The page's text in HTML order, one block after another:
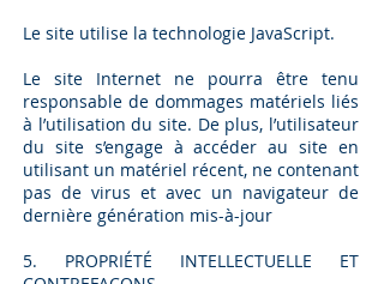
Le site utilise la technologie JavaScript.
Le site Internet ne pourra être tenu
responsable de dommages matériels liés
à l’utilisation du site. De plus, l’utilisateur
du site s’engage à accéder au site en
utilisant un matériel récent, ne contenant
pas de virus et avec un navigateur de
dernière génération mis-à-jour
5. PROPRIÉTÉ INTELLECTUELLE ET